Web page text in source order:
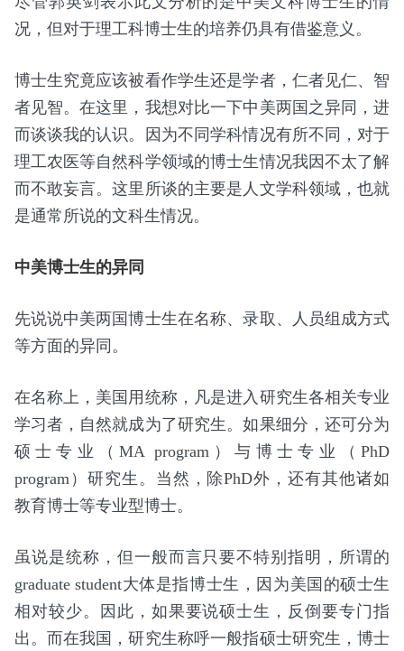
况，但对于理工科博士生的培养仍具有借鉴意义。
博士生究竟应该被看作学生还是学者，仁者见仁、智
者见智。在这里，我想对比一下中美两国之异同，进
而谈谈我的认识。因为不同学科情况有所不同，对于
理工农医等自然科学领域的博士生情况我因不太了解
而不敢妄言。这里所谈的主要是人文学科领域，也就
是通常所说的文科生情况。
中美博士生的异同
先说说中美两国博士生在名称、录取、人员组成方式
等方面的异同。
在名称上，美国用统称，凡是进入研究生各相关专业
学习者，自然就成为了研究生。如果细分，还可分为
硕士专业（MA program）与博士专业（PhD
program）研究生。当然，除PhD外，还有其他诸如
教育博士等专业型博士。
虽说是统称，但一般而言只要不特别指明，所谓的
graduate student大体是指博士生，因为美国的硕士生
相对较少。因此，如果要说硕士生，反倒要专门指
出。而在我国，研究生称呼一般指硕士研究生，博士